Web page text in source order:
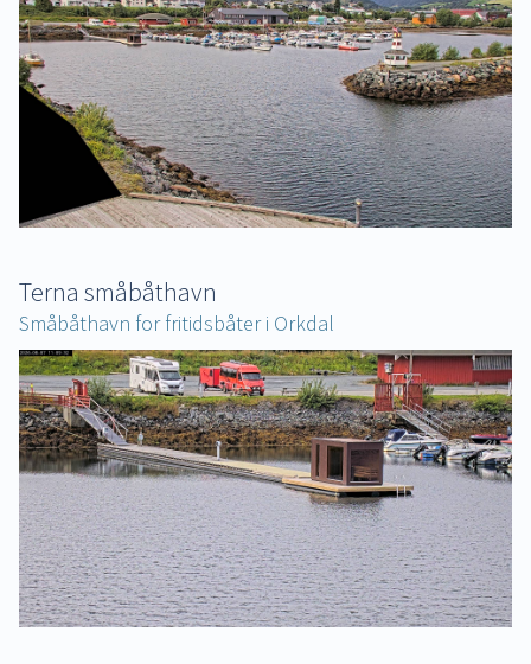
Terna småbåthavn
Småbåthavn for fritidsbåter i Orkdal